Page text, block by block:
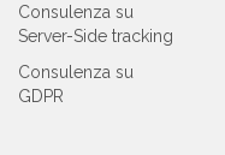
Consulenza su
Server-Side tracking
Consulenza su
GDPR